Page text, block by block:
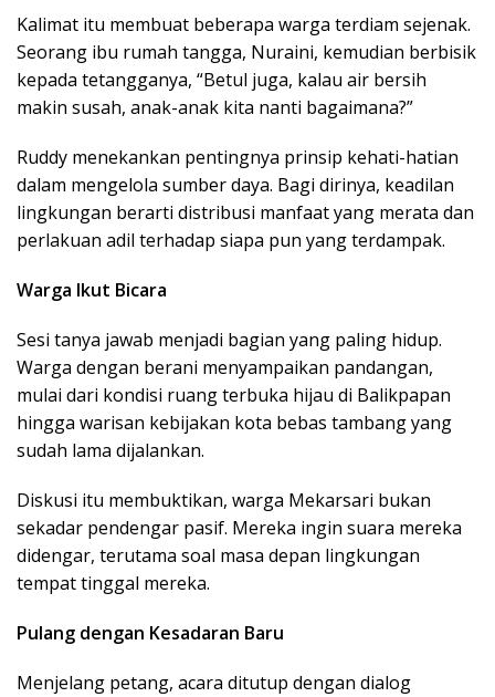
Kalimat itu membuat beberapa warga terdiam sejenak.
Seorang ibu rumah tangga, Nuraini, kemudian berbisik
kepada tetangganya, “Betul juga, kalau air bersih
makin susah, anak-anak kita nanti bagaimana?”
Ruddy menekankan pentingnya prinsip kehati-hatian
dalam mengelola sumber daya. Bagi dirinya, keadilan
lingkungan berarti distribusi manfaat yang merata dan
perlakuan adil terhadap siapa pun yang terdampak.
Warga Ikut Bicara
Sesi tanya jawab menjadi bagian yang paling hidup.
Warga dengan berani menyampaikan pandangan,
mulai dari kondisi ruang terbuka hijau di Balikpapan
hingga warisan kebijakan kota bebas tambang yang
sudah lama dijalankan.
Diskusi itu membuktikan, warga Mekarsari bukan
sekadar pendengar pasif. Mereka ingin suara mereka
didengar, terutama soal masa depan lingkungan
tempat tinggal mereka.
Pulang dengan Kesadaran Baru
Menjelang petang, acara ditutup dengan dialog